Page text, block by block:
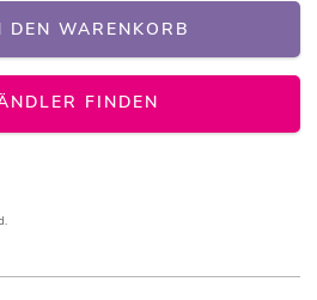
DEN WARENKORB
FINDEN